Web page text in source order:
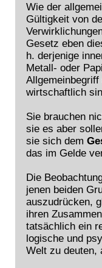
Wie der
Gültigkeit von
Gesetz eben
h. derjenige
Metall- oder
wirtschaftlich
Sie brauchen
sie es aber
sie sich dem
das im Gelde
Die
jenen beiden
auszudrücken,
ihren
tatsächlich ein
logische und
Welt zu deuten,